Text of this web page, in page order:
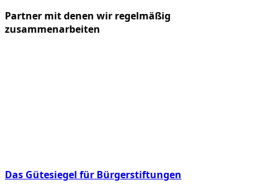
Partner mit denen wir regelmäßig
zusammenarbeiten
Das Gütesiegel für Bürgerstiftungen